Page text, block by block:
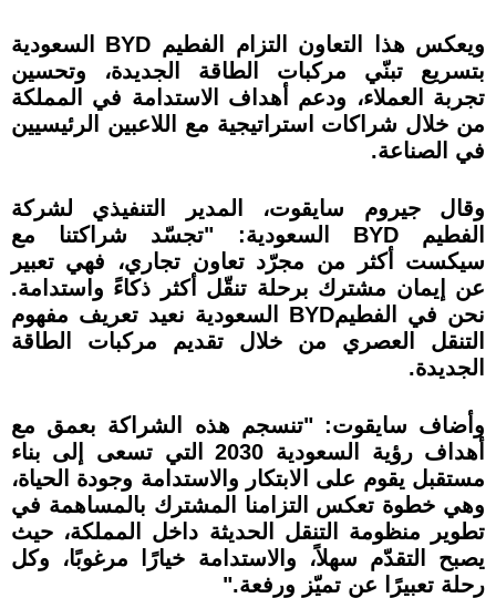
ويعكس هذا التعاون التزام الفطيم BYD السعودية
بتسريع تبنّي مركبات الطاقة الجديدة، وتحسين
تجربة العملاء، ودعم أهداف الاستدامة في المملكة
من خلال شراكات استراتيجية مع اللاعبين الرئيسيين
في الصناعة.
وقال جيروم سايقوت، المدير التنفيذي لشركة
الفطيم BYD السعودية: "تجسّد شراكتنا مع
سيكست أكثر من مجرّد تعاون تجاري، فهي تعبير
عن إيمان مشترك برحلة تنقّل أكثر ذكاءً واستدامة.
نحن في الفطيمBYD السعودية نعيد تعريف مفهوم
التنقل العصري من خلال تقديم مركبات الطاقة
الجديدة.
وأضاف سايقوت: "تنسجم هذه الشراكة بعمق مع
أهداف رؤية السعودية 2030 التي تسعى إلى بناء
مستقبل يقوم على الابتكار والاستدامة وجودة الحياة،
وهي خطوة تعكس التزامنا المشترك بالمساهمة في
تطوير منظومة التنقل الحديثة داخل المملكة، حيث
يصبح التقدّم سهلاً، والاستدامة خيارًا مرغوبًا، وكل
رحلة تعبيرًا عن تميّز ورفعة."